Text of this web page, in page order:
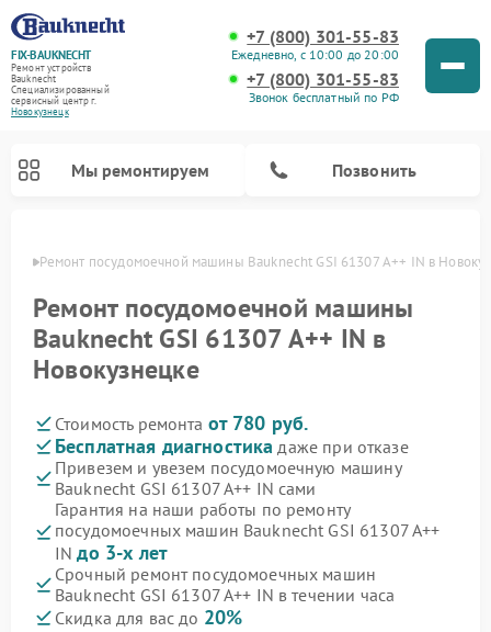
FIX-BAUKNECHT
Ремонт устройств
Bauknecht
Специализированный
cервисный центр г.
Новокузнецк
+7 (800) 301-55-83
Ежедневно, с 10:00 до 20:00
+7 (800) 301-55-83
Звонок бесплатный по РФ
Мы ремонтируем Позвонить
Ремонт посудомоечной машины Bauknecht GSI 61307 A++ IN в
Ремонт посудомоечной машины
Bauknecht GSI 61307 A++ IN в
Новокузнецке
Стоимость ремонта от 780 руб.
Бесплатная диагностика даже при отказе
Привезем и увезем посудомоечную машину
Bauknecht GSI 61307 A++ IN сами
Гарантия на наши работы по ремонту
посудомоечных машин Bauknecht GSI 61307 A++
INдо 3-х лет
Срочный ремонт посудомоечных машин
Bauknecht GSI 61307 A++ IN в течении часа
Скидка для вас до 20%